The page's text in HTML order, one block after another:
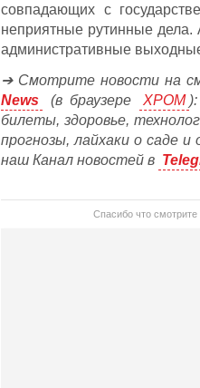
совпадающих с
неприятные рутинные дела.
административные
➔ Смотрите новости на
News
(в браузере ХРОМ
билеты, здоровье,
прогнозы, лайхаки о саде и
наш Канал новостей в
Спасибо что смотрите